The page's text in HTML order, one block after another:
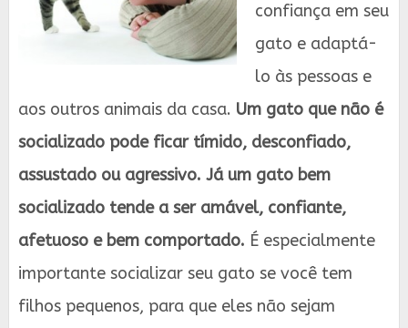
confiança em seu
gato e adaptá-
lo às pessoas e
aos outros animais da casa. Um gato que não é
socializado pode ficar tímido, desconfiado,
assustado ou agressivo. Já um gato bem
socializado tende a ser amável, confiante,
afetuoso e bem comportado. É especialmente
importante socializar seu gato se você tem
filhos pequenos, para que eles não sejam